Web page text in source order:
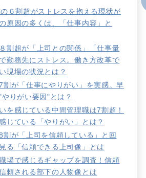
６割超がストレスを抱える現状が
原因の多くは、「仕事内容」と
割超が「上司との関係」「仕事量
勤務先にストレス。働き方改革で
現場の状況とは？
割が「仕事にやりがい」を実感。早
りがい要因"とは？
を感じている中間管理職は7割超！
じている「やりがい」とは？
割が「上司を信頼している」と回
る「信頼できる上司像」とは
場で感じるギャップを調査！信頼
頼される部下の人物像とは